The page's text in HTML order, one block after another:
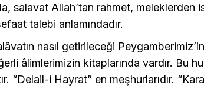
salavat Allah’tan rahmet, meleklerden
talebi anlamındadır.
nasıl getirileceği
âlimlerimizin kitaplarında vardır. Bu
“Delail-i Hayrat” en meşhurlarıdır.